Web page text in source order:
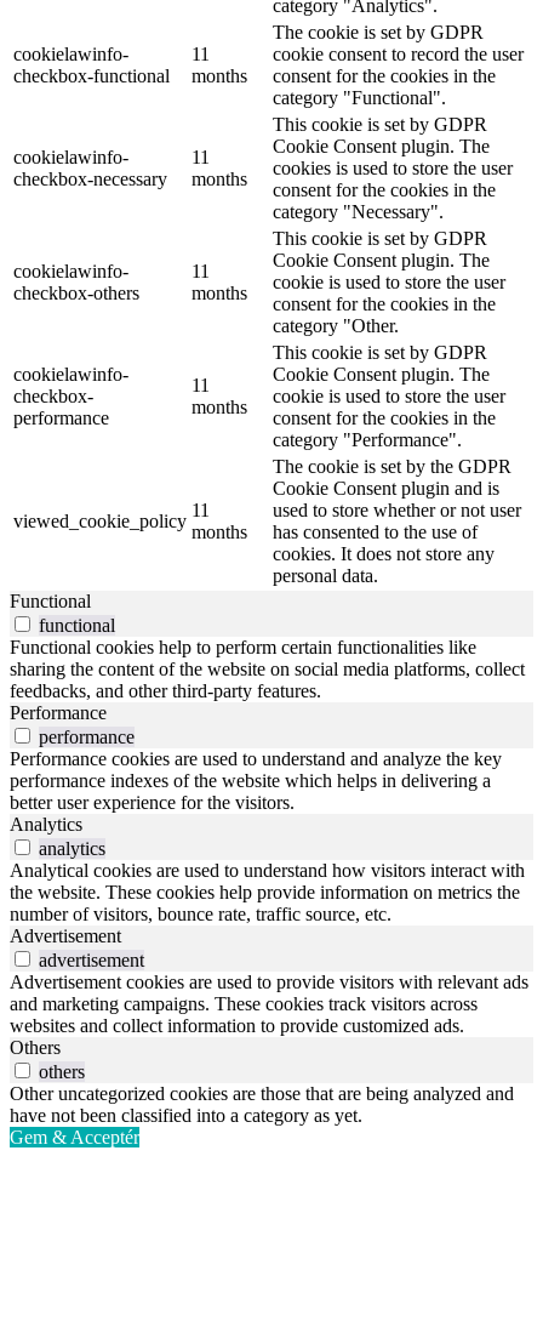
category "Analytics".
cookielawinfo-
checkbox-functional
11
months
The cookie is set by GDPR
cookie consent to record the user
consent for the cookies in the
category "Functional".
cookielawinfo-
checkbox-necessary
11
months
This cookie is set by GDPR
Cookie Consent plugin. The
cookies is used to store the user
consent for the cookies in the
category "Necessary".
cookielawinfo-
checkbox-others
11
months
This cookie is set by GDPR
Cookie Consent plugin. The
cookie is used to store the user
consent for the cookies in the
category "Other.
cookielawinfo-
checkbox-
performance
11
months
This cookie is set by GDPR
Cookie Consent plugin. The
cookie is used to store the user
consent for the cookies in the
category "Performance".
viewed_cookie_policy
11
months
The cookie is set by the GDPR
Cookie Consent plugin and is
used to store whether or not user
has consented to the use of
cookies. It does not store any
personal data.
Functional
functional
Functional cookies help to perform certain functionalities like
sharing the content of the website on social media platforms, collect
feedbacks, and other third-party features.
Performance
performance
Performance cookies are used to understand and analyze the key
performance indexes of the website which helps in delivering a
better user experience for the visitors.
Analytics
analytics
Analytical cookies are used to understand how visitors interact with
the website. These cookies help provide information on metrics the
number of visitors, bounce rate, traffic source, etc.
Advertisement
advertisement
Advertisement cookies are used to provide visitors with relevant ads
and marketing campaigns. These cookies track visitors across
websites and collect information to provide customized ads.
Others
others
Other uncategorized cookies are those that are being analyzed and
have not been classified into a category as yet.
Gem & Acceptér